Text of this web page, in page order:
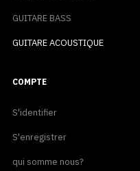
GUITARE BASS
GUITARE ACOUSTIQUE
COMPTE
S'identifier
S'enregistrer
qui somme nous?